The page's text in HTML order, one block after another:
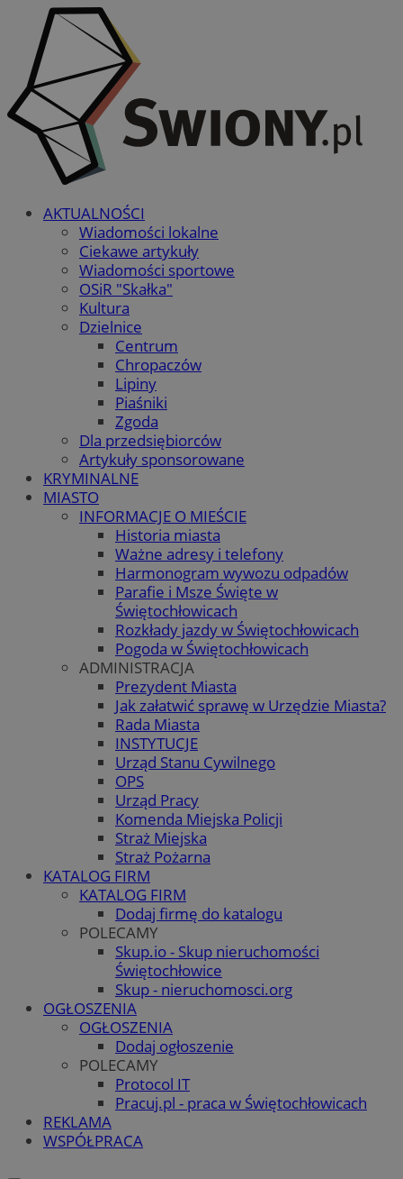
AKTUALNOŚCI
Wiadomości lokalne
Ciekawe artykuły
Wiadomości sportowe
OSiR "Skałka"
Kultura
Dzielnice
Centrum
Chropaczów
Lipiny
Piaśniki
Zgoda
Dla przedsiębiorców
Artykuły sponsorowane
KRYMINALNE
MIASTO
INFORMACJE O MIEŚCIE
Historia miasta
Ważne adresy i telefony
Harmonogram wywozu odpadów
Parafie i Msze Święte w
Świętochłowicach
Rozkłady jazdy w Świętochłowicach
Pogoda w Świętochłowicach
ADMINISTRACJA
Prezydent Miasta
Jak załatwić sprawę w Urzędzie Miasta?
Rada Miasta
INSTYTUCJE
Urząd Stanu Cywilnego
OPS
Urząd Pracy
Komenda Miejska Policji
Straż Miejska
Straż Pożarna
KATALOG FIRM
KATALOG FIRM
Dodaj firmę do katalogu
POLECAMY
Skup.io - Skup nieruchomości
Świętochłowice
Skup - nieruchomosci.org
OGŁOSZENIA
OGŁOSZENIA
Dodaj ogłoszenie
POLECAMY
Protocol IT
Pracuj.pl - praca w Świętochłowicach
REKLAMA
WSPÓŁPRACA